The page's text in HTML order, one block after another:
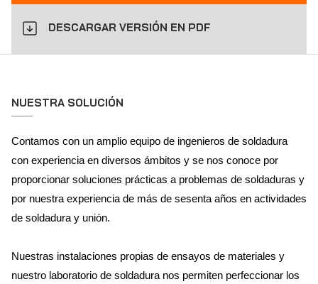
DESCARGAR VERSIÓN EN PDF
NUESTRA SOLUCIÓN
Contamos con un amplio equipo de ingenieros de soldadura
con experiencia en diversos ámbitos y se nos conoce por
proporcionar soluciones prácticas a problemas de soldaduras y
por nuestra experiencia de más de sesenta años en actividades
de soldadura y unión.
Nuestras instalaciones propias de ensayos de materiales y
nuestro laboratorio de soldadura nos permiten perfeccionar los